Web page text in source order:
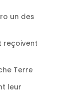
un des
reçoivent
Terre
leur